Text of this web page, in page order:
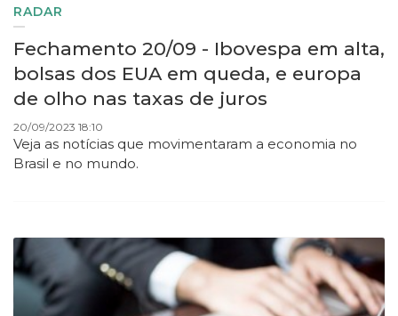
RADAR
Fechamento 20/09 - Ibovespa em alta,
bolsas dos EUA em queda, e europa
de olho nas taxas de juros
20/09/2023 18:10
Veja as notícias que movimentaram a economia no
Brasil e no mundo.